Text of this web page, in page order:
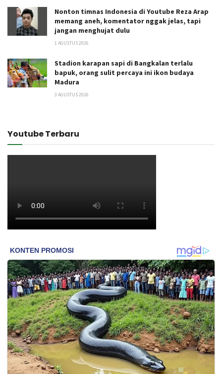
Nonton timnas Indonesia di Youtube Reza Arap
memang aneh, komentator nggak jelas, tapi
jangan menghujat dulu
1 AGUSTUS 2026
Stadion karapan sapi di Bangkalan terlalu
bapuk, orang sulit percaya ini ikon budaya
Madura
3 AGUSTUS 2026
Youtube Terbaru